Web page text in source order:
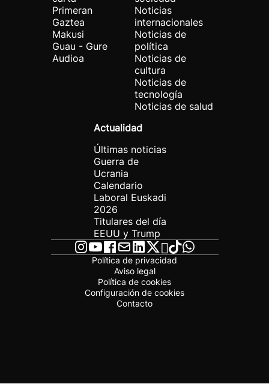
Primeran
Gaztea
Makusi
Guau - Gure
Audioa
Noticias
internacionales
Noticias de
política
Noticias de
cultura
Noticias de
tecnología
Noticias de salud
Actualidad
Últimas noticias
Guerra de
Ucrania
Calendario
Laboral Euskadi
2026
Titulares del día
EEUU y Trump
Política de privacidad
Aviso legal
Política de cookies
Configuración de cookies
Contacto